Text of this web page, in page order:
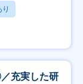
充実した研